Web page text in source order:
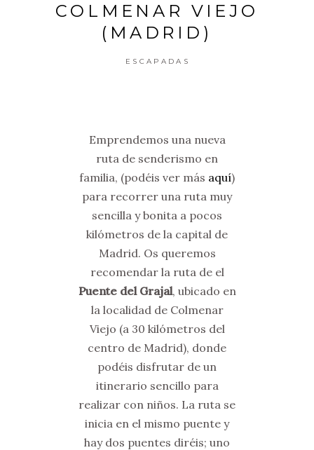
COLMENAR VIEJO
(MADRID)
ESCAPADAS
Emprendemos una nueva
ruta de senderismo en
familia, (podéis ver más aquí)
para recorrer una ruta muy
sencilla y bonita a pocos
kilómetros de la capital de
Madrid. Os queremos
recomendar la ruta de el
Puente del Grajal, ubicado en
la localidad de Colmenar
Viejo (a 30 kilómetros del
centro de Madrid), donde
podéis disfrutar de un
itinerario sencillo para
realizar con niños. La ruta se
inicia en el mismo puente y
hay dos puentes diréis; uno